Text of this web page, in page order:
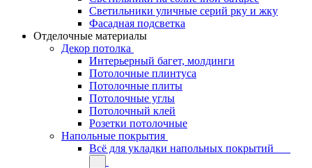
Светильники уличные серий рку и жку
Фасадная подсветка
Отделочные материалы
Декор потолка
Интерьерный багет, молдинги
Потолочные плинтуса
Потолочные плиты
Потолочные углы
Потолочный клей
Розетки потолочные
Напольные покрытия
Всё для укладки напольных покрытий